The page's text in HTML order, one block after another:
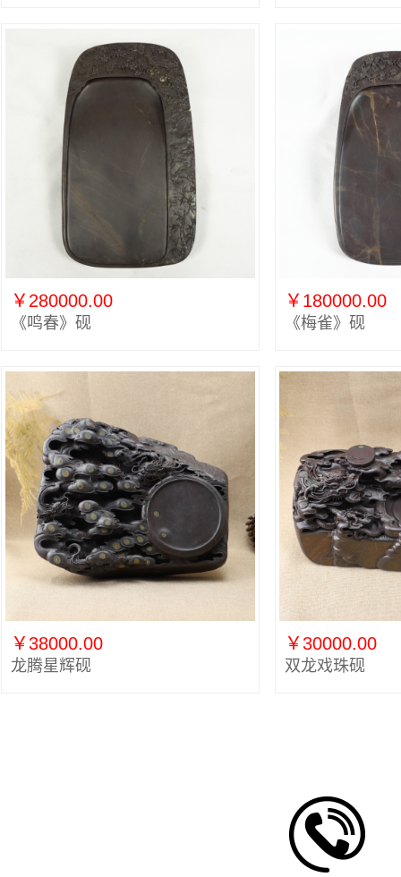
￥280000.00
《鸣春》砚
￥180000.00
《梅雀》砚
￥38000.00
龙腾星辉砚
￥30000.00
双龙戏珠砚